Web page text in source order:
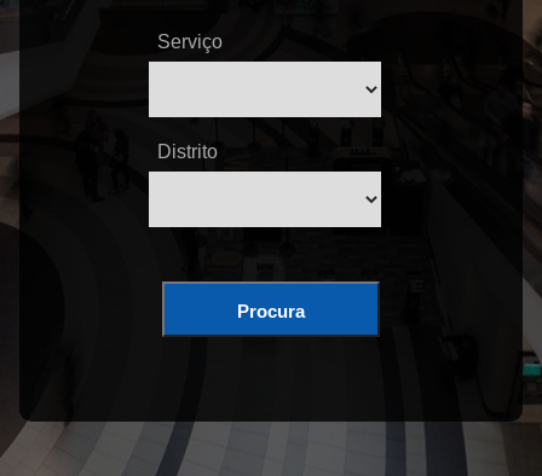
Serviço
Distrito
Procura